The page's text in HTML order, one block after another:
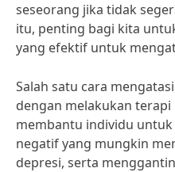
seseorang jika tidak
itu, penting bagi kita
yang efektif untuk
Salah satu cara
dengan melakukan
membantu individu
negatif yang mungkin
depresi, serta